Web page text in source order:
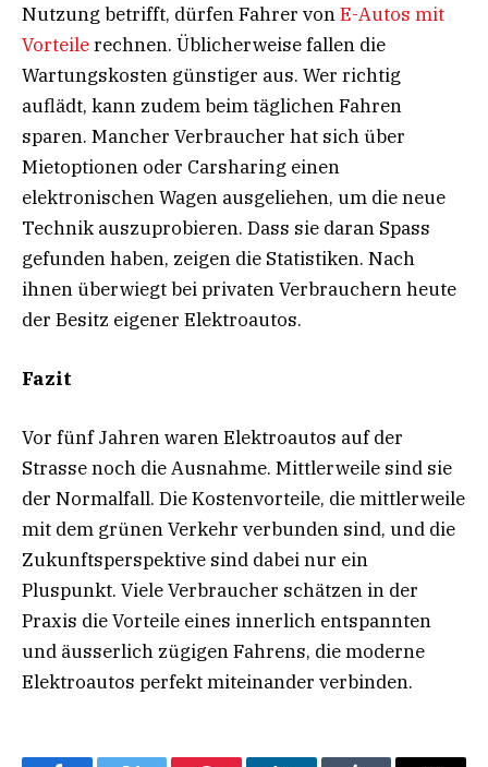
Nutzung betrifft, dürfen Fahrer vonE-Autos mit
Vorteilerechnen. Üblicherweise fallen die
Wartungskosten günstiger aus. Wer richtig
auflädt, kann zudem beim täglichen Fahren
sparen. Mancher Verbraucher hat sich über
Mietoptionen oder Carsharing einen
elektronischen Wagen ausgeliehen, um die neue
Technik auszuprobieren. Dass sie daran Spass
gefunden haben, zeigen die Statistiken. Nach
ihnen überwiegt bei privaten Verbrauchern heute
der Besitz eigener Elektroautos.
Fazit
Vor fünf Jahren waren Elektroautos auf der
Strasse noch die Ausnahme. Mittlerweile sind sie
der Normalfall. Die Kostenvorteile, die mittlerweile
mit dem grünen Verkehr verbunden sind, und die
Zukunftsperspektive sind dabei nur ein
Pluspunkt. Viele Verbraucher schätzen in der
Praxis die Vorteile eines innerlich entspannten
und äusserlich zügigen Fahrens, die moderne
Elektroautos perfekt miteinander verbinden.